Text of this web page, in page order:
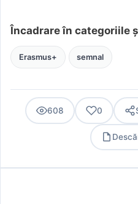
Încadrare în categoriile
Erasmus+ semnal
608 0